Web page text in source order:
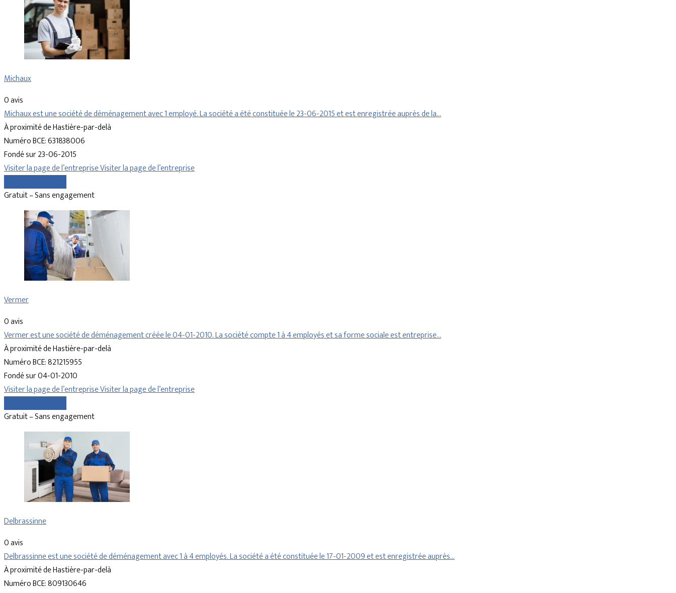
Michaux
0 avis
Michaux est une société de déménagement avec 1 employé. La société a été constituée le 23-06-2015 et est enregistrée auprès de la…
À proximité de Hastière-par-delà
Numéro BCE: 631838006
Fondé sur 23-06-2015
Visiter la page de l’entrepriseVisiter la page de l’entreprise
Gratuit – Sans engagement
Vermer
0 avis
Vermer est une société de déménagement créée le 04-01-2010. La société compte 1 à 4 employés et sa forme sociale est entreprise…
À proximité de Hastière-par-delà
Numéro BCE: 821215955
Fondé sur 04-01-2010
Visiter la page de l’entrepriseVisiter la page de l’entreprise
Gratuit – Sans engagement
Delbrassinne
0 avis
Delbrassinne est une société de déménagement avec 1 à 4 employés. La société a été constituée le 17-01-2009 et est enregistrée auprès…
À proximité de Hastière-par-delà
Numéro BCE: 809130646